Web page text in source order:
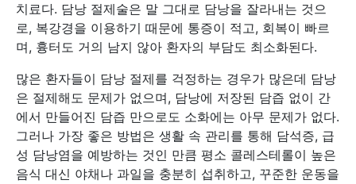
치료다. 담낭 절제술은 말 그대로 담낭을 잘라내는 것으
로, 복강경을 이용하기 때문에 통증이 적고, 회복이 빠르
며, 흉터도 거의 남지 않아 환자의 부담도 최소화된다.
많은 환자들이 담낭 절제를 걱정하는 경우가 많은데 담낭
은 절제해도 문제가 없으며, 담낭에 저장된 담즙 없이 간
에서 만들어진 담즙 만으로도 소화에는 아무 문제가 없다.
그러나 가장 좋은 방법은 생활 속 관리를 통해 담석증, 급
성 담낭염을 예방하는 것인 만큼 평소 콜레스테롤이 높은
음식 대신 야채나 과일을 충분히 섭취하고, 꾸준한 운동을